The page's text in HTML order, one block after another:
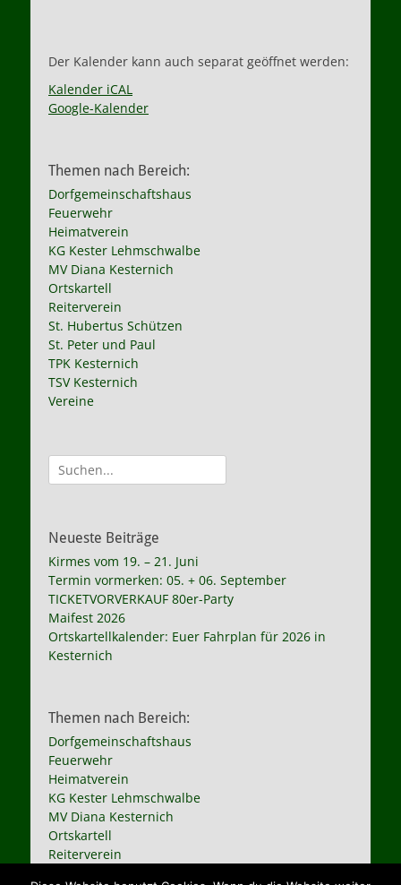
Der Kalender kann auch separat geöffnet werden:
Kalender iCAL
Google-Kalender
Themen nach Bereich:
Dorfgemeinschaftshaus
Feuerwehr
Heimatverein
KG Kester Lehmschwalbe
MV Diana Kesternich
Ortskartell
Reiterverein
St. Hubertus Schützen
St. Peter und Paul
TPK Kesternich
TSV Kesternich
Vereine
Suche
nach:
Neueste Beiträge
Kirmes vom 19. – 21. Juni
Termin vormerken: 05. + 06. September
TICKETVORVERKAUF 80er-Party
Maifest 2026
Ortskartellkalender: Euer Fahrplan für 2026 in
Kesternich
Themen nach Bereich:
Dorfgemeinschaftshaus
Feuerwehr
Heimatverein
KG Kester Lehmschwalbe
MV Diana Kesternich
Ortskartell
Reiterverein